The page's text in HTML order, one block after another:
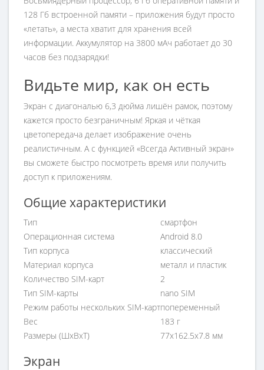
128 Гб встроенной памяти – приложения будут просто
«летать», а места хватит для хранения всей
информации. Аккумулятор на 3800 мАч работает до 30
часов без подзарядки!
Видьте мир, как он есть
Экран с диагональю 6,3 дюйма лишён рамок, поэтому
кажется просто безграничным! Яркая и чёткая
цветопередача делает изображение очень
реалистичным. А с функцией «Всегда Активный экран»
вы сможете быстро посмотреть время или получить
доступ к приложениям.
Общие характеристики
Тип
смартфон
Операционная система
Android 8.0
Тип корпуса
классический
Материал корпуса
металл и пластик
Количество SIM-карт
2
Тип SIM-карты
nano SIM
Режим работы нескольких SIM-картпопеременный
Вес
183 г
Размеры (ШxВxТ)
77x162.5x7.8 мм
Экран